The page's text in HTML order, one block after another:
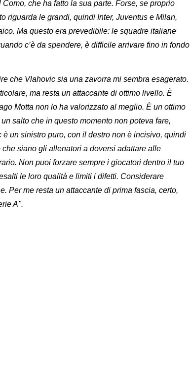
che ha fatto la sua parte. Forse, se proprio
riguarda le grandi, quindi Inter, Juventus e Milan,
Ma questo era prevedibile: le squadre italiane
c’è da spendere, è difficile arrivare fino in fondo
che Vlahovic sia una zavorra mi sembra esagerato.
ma resta un attaccante di ottimo livello. È
Motta non lo ha valorizzato al meglio. È un ottimo
salto che in questo momento non poteva fare,
un sinistro puro, con il destro non è incisivo, quindi
siano gli allenatori a doversi adattare alle
Non puoi forzare sempre i giocatori dentro il tuo
le loro qualità e limiti i difetti. Considerare
Per me resta un attaccante di prima fascia, certo,
A".